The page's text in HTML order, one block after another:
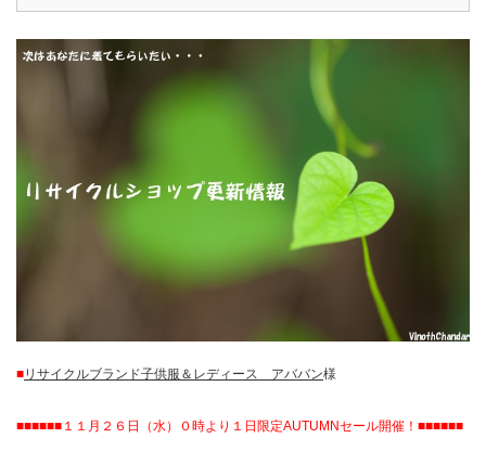
■リサイクルブランド子供服＆レディース アババン様
■■■■■■１１月２６日（水）０時より１日限定AUTUMNセール開催！■■■■■■